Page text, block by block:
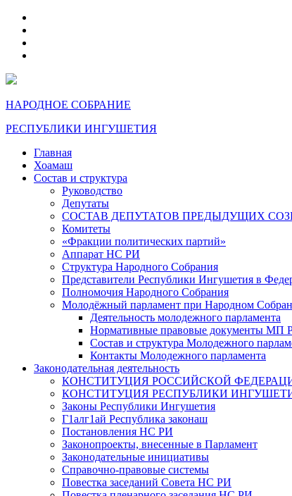
НАРОДНОЕ СОБРАНИЕ
РЕСПУБЛИКИ ИНГУШЕТИЯ
Главная
Хоамаш
Состав и структура
Руководство
Депутаты
СОСТАВ ДЕПУТАТОВ ПРЕДЫДУЩИХ
Комитеты
«Фракции политических партий»
Аппарат НС РИ
Структура Народного Собрания
Представители Республики Ингушетия в
Полномочия Народного Собрания
Молодёжный парламент при Народном
Деятельность молодежного парламента
Нормативные правовые документы МП
Состав и структура Молодежного
Контакты Молодежного парламента
Законодательная деятельность
КОНСТИТУЦИЯ РОССИЙСКОЙ
КОНСТИТУЦИЯ РЕСПУБЛИКИ
Законы Республики Ингушетия
Г1алг1ай Республика законаш
Постановления НС РИ
Законопроекты, внесенные в Парламент
Законодательные инициативы
Справочно-правовые системы
Повестка заседаний Совета НС РИ